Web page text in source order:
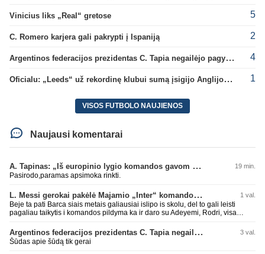
Vinicius liks „Real“ gretose 5
C. Romero karjera gali pakrypti į Ispaniją 2
Argentinos federacijos prezidentas C. Tapia negailėjo pagyrų G. Infantino 4
Oficialu: „Leeds“ už rekordinę klubui sumą įsigijo Anglijos rinktinės vartininką 1
VISOS FUTBOLO NAUJIENOS
Naujausi komentarai
A. Tapinas: „Iš europinio lygio komandos gavom gerų pamokų“ 19 min.
Pasirodo,paramas apsimoka rinkti.
L. Messi gerokai pakėlė Majamio „Inter“ komandos vertę 1 val.
Beje ta pati Barca siais metais galiausiai islipo is skolu, del to gali leisti
pagaliau taikytis i komandos pildyma ka ir daro su Adeyemi, Rodri, visa
Argentinos federacijos prezidentas C. Tapia negailėjo pagyrų G. Infantino 3 val.
Šūdas apie šūdą tik gerai